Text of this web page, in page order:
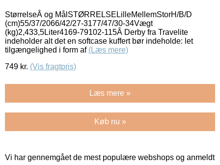
StørrelseÂ og MålSTØRRELSELilleMellemStorH/B/D
(cm)55/37/2066/42/27-3177/47/30-34Vægt
(kg)2,433,5Liter4169-79102-115Â Derby fra Travelite
indeholder alt det en softcase kuffert bør indeholde: let
tilgængelighed i form af (Læs mere)
749 kr. (Vis fragtpris)
Læs mere »
Køb nu »
Vi har gennemgået de mest populære webshops og anmeldt